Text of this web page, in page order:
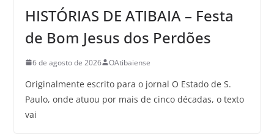
HISTÓRIAS DE ATIBAIA – Festa
de Bom Jesus dos Perdões
6 de agosto de 2026 OAtibaiense
Originalmente escrito para o jornal O Estado de S.
Paulo, onde atuou por mais de cinco décadas, o texto
vai